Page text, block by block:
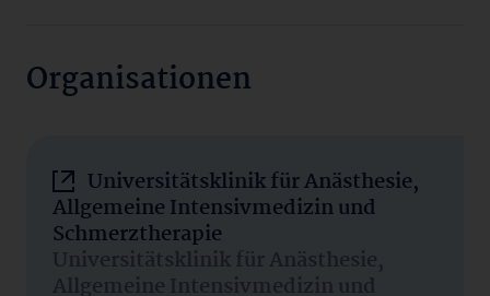
Organisationen
Universitätsklinik für Anästhesie,
Allgemeine Intensivmedizin und
Schmerztherapie
Universitätsklinik für Anästhesie,
Allgemeine Intensivmedizin und